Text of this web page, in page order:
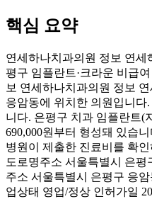
핵심 요약
연세하나치과의원 정보 연
평구 임플란트·크라운 비급
보 연세하나치과의원 정보
응암동에 위치한 의원입니다
니다. 은평구 치과 임플란트(
690,000원부터 형성돼 있습
병원이 제출한 진료비를 확
도로명주소 서울특별시 은평
주소 서울특별시 은평구 응
업상태 영업/정상 인허가일